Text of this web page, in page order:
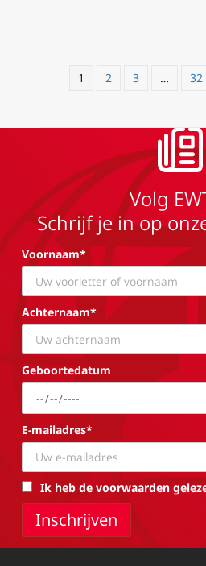
1 2 3 … 32
Volg
Schrijf je in op
Voornaam*
Achternaam*
Geboortedatum
E-mailadres*
Ik heb de voorwaarden